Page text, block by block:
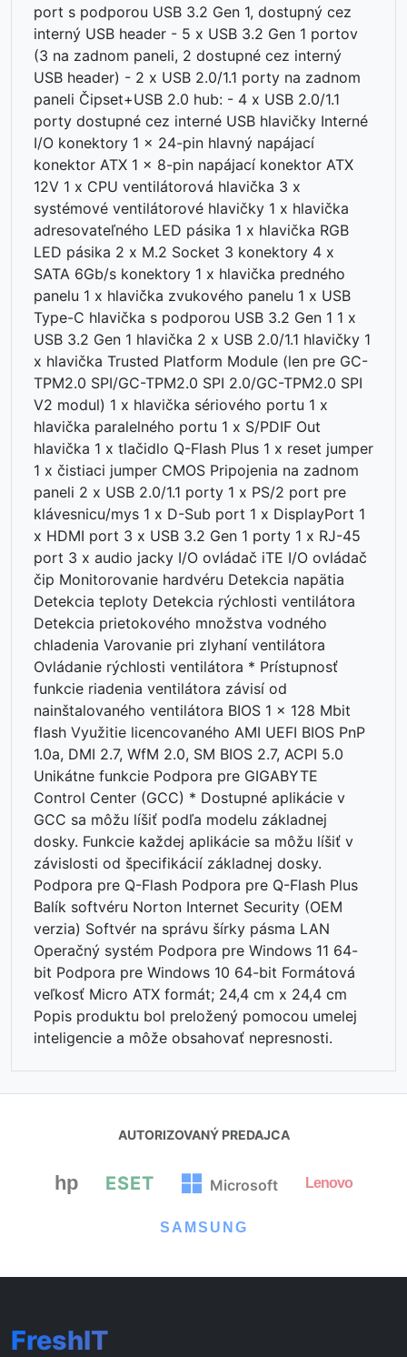
⏳
port s podporou USB 3.2 Gen 1, dostupný cez
interný USB header - 5 x USB 3.2 Gen 1 portov
(3 na zadnom paneli, 2 dostupné cez interný
USB header) - 2 x USB 2.0/1.1 porty na zadnom
paneli Čipset+USB 2.0 hub: - 4 x USB 2.0/1.1
porty dostupné cez interné USB hlavičky Interné
I/O konektory 1 x 24-pin hlavný napájací
konektor ATX 1 x 8-pin napájací konektor ATX
12V 1 x CPU ventilátorová hlavička 3 x
systémové ventilátorové hlavičky 1 x hlavička
adresovateľného LED pásika 1 x hlavička RGB
LED pásika 2 x M.2 Socket 3 konektory 4 x
SATA 6Gb/s konektory 1 x hlavička predného
panelu 1 x hlavička zvukového panelu 1 x USB
Type-C hlavička s podporou USB 3.2 Gen 1 1 x
USB 3.2 Gen 1 hlavička 2 x USB 2.0/1.1 hlavičky 1
x hlavička Trusted Platform Module (len pre GC-
TPM2.0 SPI/GC-TPM2.0 SPI 2.0/GC-TPM2.0 SPI
V2 modul) 1 x hlavička sériového portu 1 x
hlavička paralelného portu 1 x S/PDIF Out
hlavička 1 x tlačidlo Q-Flash Plus 1 x reset jumper
1 x čistiaci jumper CMOS Pripojenia na zadnom
paneli 2 x USB 2.0/1.1 porty 1 x PS/2 port pre
klávesnicu/mys 1 x D-Sub port 1 x DisplayPort 1
x HDMI port 3 x USB 3.2 Gen 1 porty 1 x RJ-45
port 3 x audio jacky I/O ovládač iTE I/O ovládač
čip Monitorovanie hardvéru Detekcia napätia
Detekcia teploty Detekcia rýchlosti ventilátora
Detekcia prietokového množstva vodného
chladenia Varovanie pri zlyhaní ventilátora
Ovládanie rýchlosti ventilátora * Prístupnosť
funkcie riadenia ventilátora závisí od
nainštalovaného ventilátora BIOS 1 x 128 Mbit
flash Využitie licencovaného AMI UEFI BIOS PnP
1.0a, DMI 2.7, WfM 2.0, SM BIOS 2.7, ACPI 5.0
Unikátne funkcie Podpora pre GIGABYTE
Control Center (GCC) * Dostupné aplikácie v
GCC sa môžu líšiť podľa modelu základnej
dosky. Funkcie každej aplikácie sa môžu líšiť v
závislosti od špecifikácií základnej dosky.
Podpora pre Q-Flash Podpora pre Q-Flash Plus
Balík softvéru Norton Internet Security (OEM
verzia) Softvér na správu šírky pásma LAN
Operačný systém Podpora pre Windows 11 64-
bit Podpora pre Windows 10 64-bit Formátová
veľkosť Micro ATX formát; 24,4 cm x 24,4 cm
Popis produktu bol preložený pomocou umelej
inteligencie a môže obsahovať nepresnosti.
AUTORIZOVANÝ PREDAJCA
hp ESET Microsoft Lenovo
SAMSUNG
FreshIT